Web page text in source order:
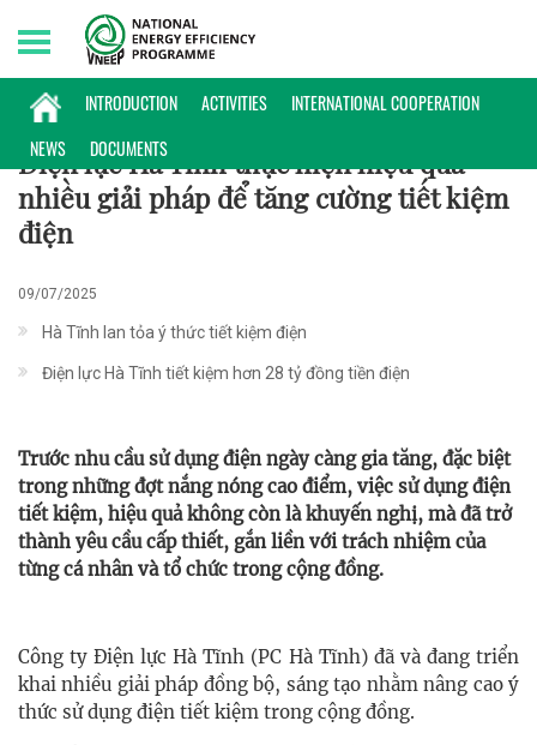
INTRODUCTION ACTIVITIES
INTERNATIONAL COOPERATION
NEWS
DOCUMENTS
Friday, 07/08/2026 | 23:15 GMT+7
KINH NGHIỆM
Điện lực Hà Tĩnh thực hiện hiệu quả
nhiều giải pháp để tăng cường tiết kiệm
điện
09/07/2025
Hà Tĩnh lan tỏa ý thức tiết kiệm điện
Điện lực Hà Tĩnh tiết kiệm hơn 28 tỷ đồng tiền điện
Trước nhu cầu sử dụng điện ngày càng gia tăng, đặc biệt
trong những đợt nắng nóng cao điểm, việc sử dụng điện
tiết kiệm, hiệu quả không còn là khuyến nghị, mà đã trở
thành yêu cầu cấp thiết, gắn liền với trách nhiệm của
từng cá nhân và tổ chức trong cộng đồng.
Công ty Điện lực Hà Tĩnh (PC Hà Tĩnh) đã và đang triển
khai nhiều giải pháp đồng bộ, sáng tạo nhằm nâng cao ý
thức sử dụng điện tiết kiệm trong cộng đồng.